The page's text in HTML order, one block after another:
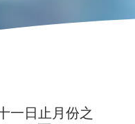
一日止月份之